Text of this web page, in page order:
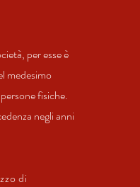
per esse è
medesimo
fisiche.
negli anni
di